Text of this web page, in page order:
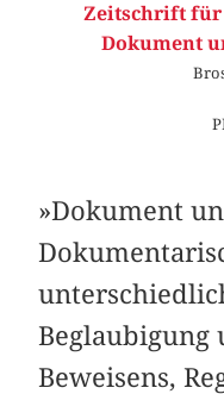
Zeitschrift für
Dokument
»Dokument
Beglaubigung
Beweisens,